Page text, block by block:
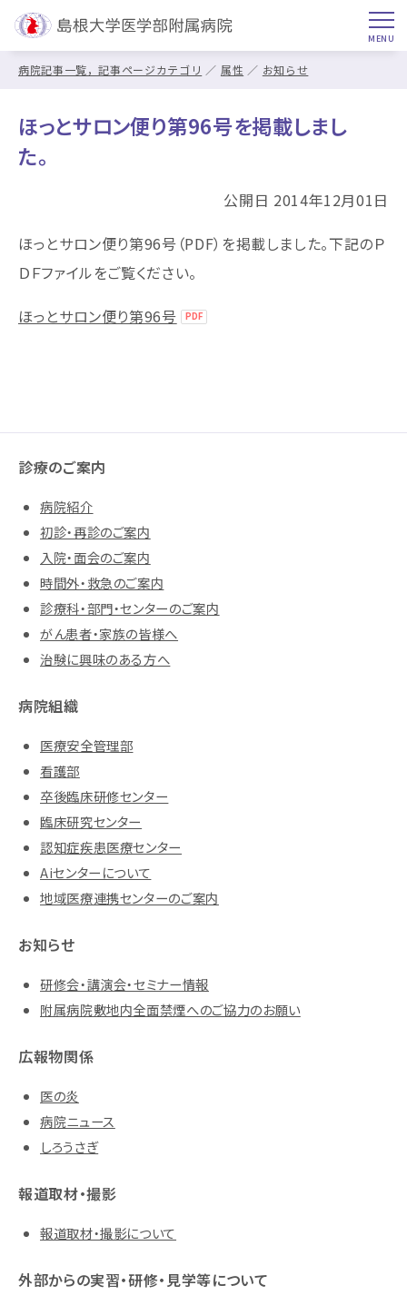
病院記事一覧，記事ページカテゴリ 属性 お知らせ
ほっとサロン便り第96号を掲載しまし
た。
公開日 2014年12月01日
ほっとサロン便り第96号（PDF）を掲載しました。下記のＰ
ＤＦファイルをご覧ください。
ほっとサロン便り第96号
診療のご案内
病院紹介
初診・再診のご案内
入院・面会のご案内
時間外・救急のご案内
診療科・部門・センターのご案内
がん患者・家族の皆様へ
治験に興味のある方へ
病院組織
医療安全管理部
看護部
卒後臨床研修センター
臨床研究センター
認知症疾患医療センター
Aiセンターについて
地域医療連携センターのご案内
お知らせ
研修会・講演会・セミナー情報
附属病院敷地内全面禁煙へのご協力のお願い
広報物関係
医の炎
病院ニュース
しろうさぎ
報道取材・撮影
報道取材・撮影について
外部からの実習・研修・見学等について